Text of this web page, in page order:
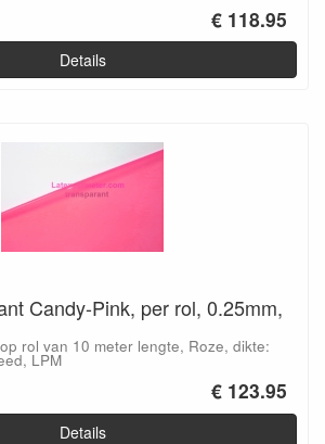
€ 118.95
Details
Candy-Pink, per rol, 0.25mm,
rol van 10 meter lengte, Roze, dikte:
LPM
€ 123.95
Details